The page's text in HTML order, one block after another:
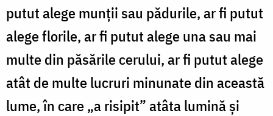
putut alege munții sau pădurile, ar fi putut
alege florile, ar fi putut alege una sau mai
multe din păsările cerului, ar fi putut alege
atât de multe lucruri minunate din această
lume, în care „a risipit” atâta lumină și